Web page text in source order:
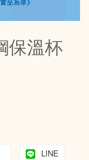
保溫杯
LINE